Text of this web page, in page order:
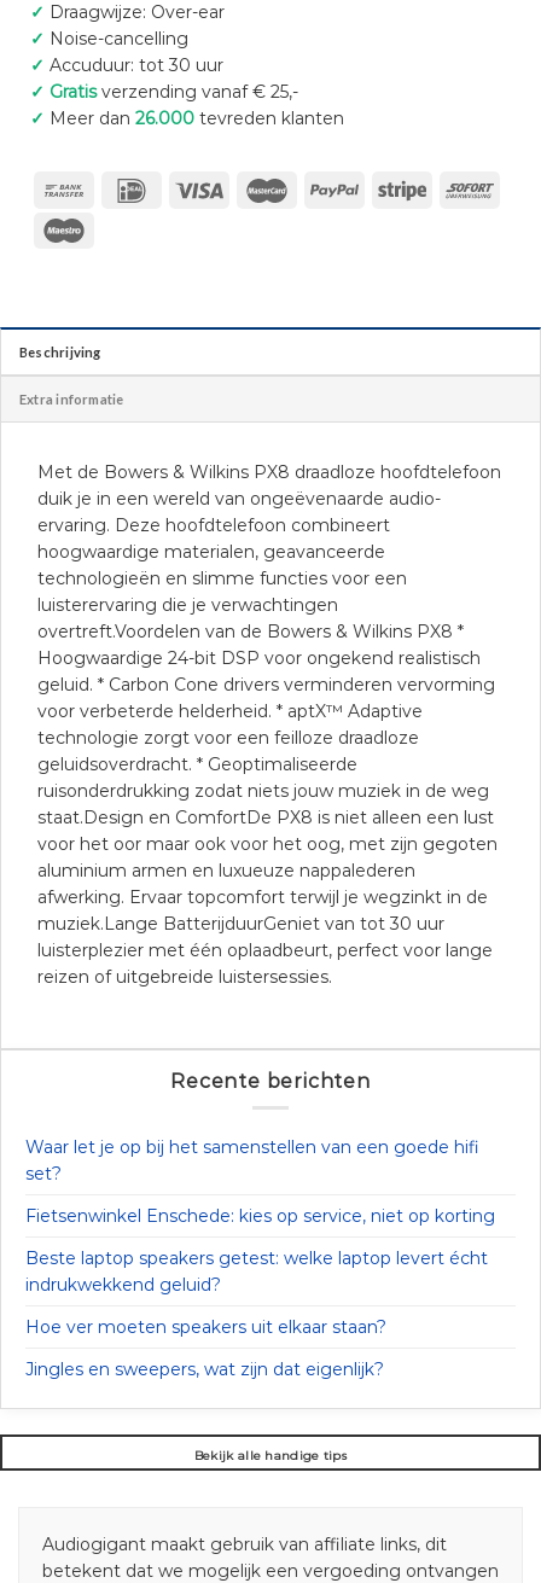
✓ Draagwijze: Over-ear
✓ Noise-cancelling
✓ Accuduur: tot 30 uur
✓ Gratisverzending vanaf € 25,-
✓ Meer dan 26.000tevreden klanten
Beschrijving
Extra informatie
Met de Bowers & Wilkins PX8 draadloze hoofdtelefoon
duik je in een wereld van ongeëvenaarde audio-
ervaring. Deze hoofdtelefoon combineert
hoogwaardige materialen, geavanceerde
technologieën en slimme functies voor een
luisterervaring die je verwachtingen
overtreft.Voordelen van de Bowers & Wilkins PX8 *
Hoogwaardige 24-bit DSP voor ongekend realistisch
geluid. * Carbon Cone drivers verminderen vervorming
voor verbeterde helderheid. * aptX™ Adaptive
technologie zorgt voor een feilloze draadloze
geluidsoverdracht. * Geoptimaliseerde
ruisonderdrukking zodat niets jouw muziek in de weg
staat.Design en ComfortDe PX8 is niet alleen een lust
voor het oor maar ook voor het oog, met zijn gegoten
aluminium armen en luxueuze nappalederen
afwerking. Ervaar topcomfort terwijl je wegzinkt in de
muziek.Lange BatterijduurGeniet van tot 30 uur
luisterplezier met één oplaadbeurt, perfect voor lange
reizen of uitgebreide luistersessies.
Recente berichten
Waar let je op bij het samenstellen van een goede hifi
set?
Fietsenwinkel Enschede: kies op service, niet op korting
Beste laptop speakers getest: welke laptop levert écht
indrukwekkend geluid?
Hoe ver moeten speakers uit elkaar staan?
Jingles en sweepers, wat zijn dat eigenlijk?
Bekijk alle handige tips
Audiogigant maakt gebruik van affiliate links, dit
betekent dat we mogelijk een vergoeding ontvangen